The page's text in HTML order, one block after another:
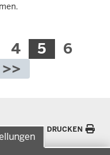
Seite
4 Aktuelle
Seite
5 Seite
6
DRUCKEN